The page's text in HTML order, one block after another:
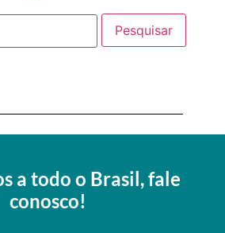
a todo o Brasil, fale
conosco!